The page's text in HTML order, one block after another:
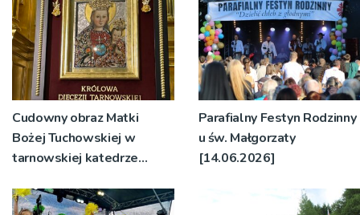
Cudowny obraz Matki
Bożej Tuchowskiej w
tarnowskiej katedrze
Parafialny Festyn Rodzinny
u św. Małgorzaty
[14.06.2026]